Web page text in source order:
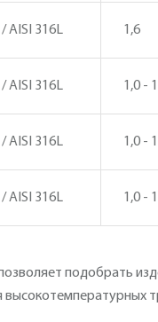
AISI 316L 1,6
AISI 316L 1,0 -
AISI 316L 1,0 -
AISI 316L 1,0 -
подобрать
высокотемпературных